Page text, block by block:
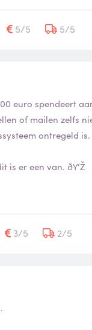
5/5 5/5
euro spendeert
of mailen zelfs
ontregeld
is er een van. ðŸ‘Ž
3/5 2/5